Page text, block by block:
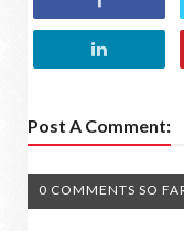
Post A Comment:
0 COMMENTS SO